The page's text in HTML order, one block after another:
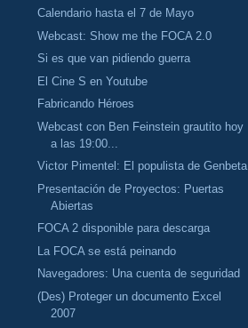
Calendario hasta el 7 de Mayo
Webcast: Show me the FOCA 2.0
Si es que van pidiendo guerra
El Cine S en Youtube
Fabricando Héroes
Webcast con Ben Feinstein grautito hoy
a las 19:00...
Victor Pimentel: El populista de Genbeta
Presentación de Proyectos: Puertas
Abiertas
FOCA 2 disponible para descarga
La FOCA se está peinando
Navegadores: Una cuenta de seguridad
(Des) Proteger un documento Excel
2007